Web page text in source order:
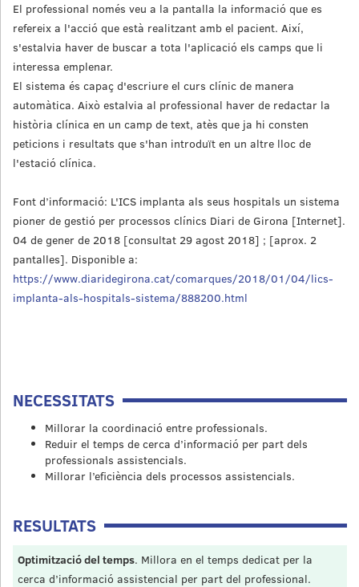
El professional només veu a la pantalla la informació que es
refereix a l'acció que està realitzant amb el pacient. Així,
s'estalvia haver de buscar a tota l'aplicació els camps que li
interessa emplenar.
El sistema és capaç d'escriure el curs clínic de manera
automàtica. Això estalvia al professional haver de redactar la
història clínica en un camp de text, atès que ja hi consten
peticions i resultats que s'han introduït en un altre lloc de
l'estació clínica.
Font d’informació: L'ICS implanta als seus hospitals un sistema
pioner de gestió per processos clínics Diari de Girona [Internet].
04 de gener de 2018 [consultat 29 agost 2018] ; [aprox. 2
pantalles]. Disponible a:
https://www.diaridegirona.cat/comarques/2018/01/04/lics-
implanta-als-hospitals-sistema/888200.html
NECESSITATS
Millorar la coordinació entre professionals.
Reduir el temps de cerca d’informació per part dels
professionals assistencials.
Millorar l’eficiència dels processos assistencials.
RESULTATS
Optimització del temps. Millora en el temps dedicat per la
cerca d’informació assistencial per part del professional.